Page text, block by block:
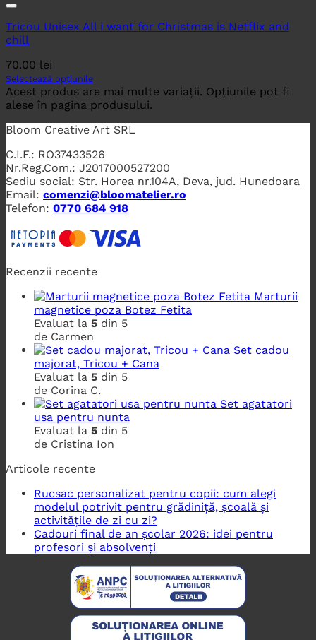
Tricou Unisex All i want for Christmas is Netflix and
chill
70.00 lei
Selectează opțiunile
Acest produs are mai multe variații. Opțiunile pot fi
alese în pagina produsului.
Bloom Creative Art SRL
C.I.F.: RO37433526
Nr.Reg.Com.: J2017000527200
Sediu social: Str. Horea nr.104A, Deva, jud. Hunedoara
Email: comenzi@bloomatelier.ro
Telefon: 0770 684 918
Recenzii recente
Marturii
magnetice poza Botez Fetita
Evaluat la 5 din 5
de Carmen
Set cadou
majorat, Tricou + Cana
Evaluat la 5 din 5
de Corina C.
Set agatatori
usa pentru nunta
Evaluat la 5 din 5
de Cristina Ion
Articole recente
Rucsac personalizat pentru copii: cum alegi
modelul potrivit pentru grădiniță, școală și
activitățile de zi cu zi?
Cadouri final de an școlar 2026: idei pentru
profesori și absolvenți